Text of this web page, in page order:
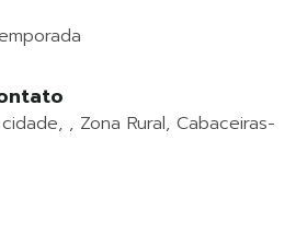
, Zona Rural, Cabaceiras-